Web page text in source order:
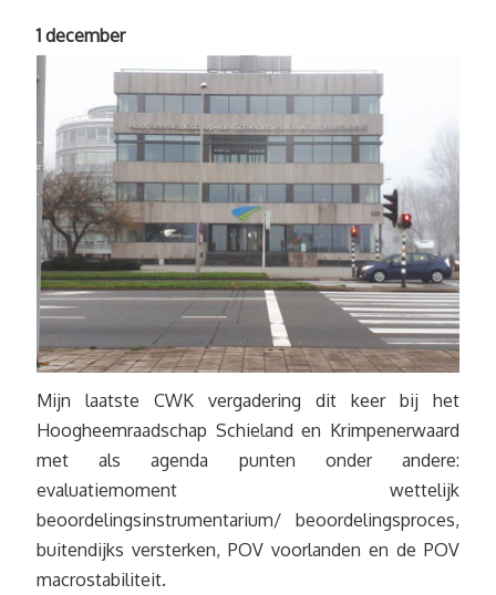
1 december
Mijn laatste CWK vergadering dit keer bij het
Hoogheemraadschap Schieland en Krimpenerwaard
met als agenda punten onder andere:
evaluatiemoment wettelijk
beoordelingsinstrumentarium/ beoordelingsproces,
buitendijks versterken, POV voorlanden en de POV
macrostabiliteit.